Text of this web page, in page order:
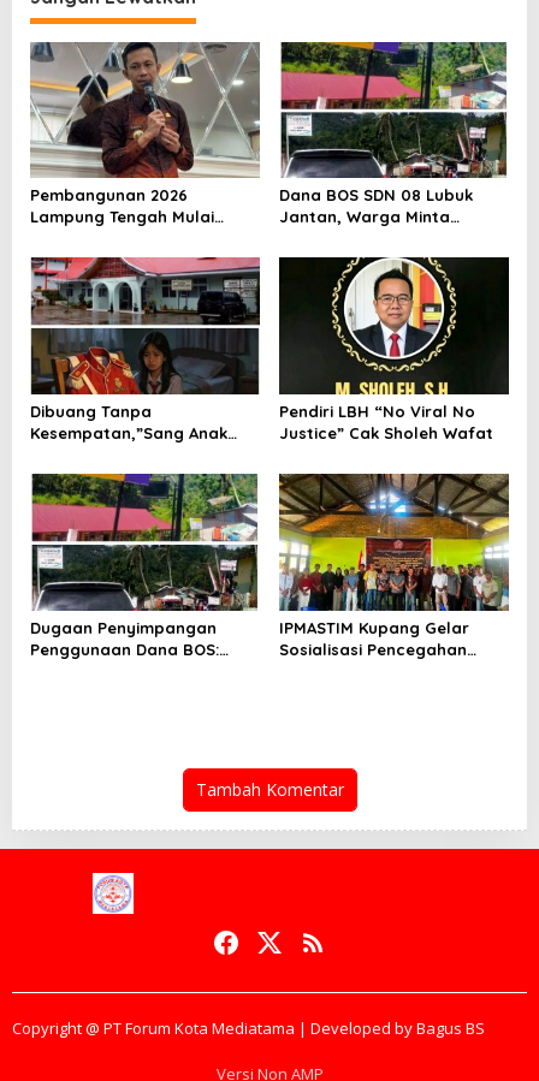
Pembangunan 2026
Lampung Tengah Mulai
Sejumlah Program Strategis
Dana BOS SDN 08 Lubuk
Jantan, Warga Minta
Transparan
Dibuang Tanpa
Kesempatan,”Sang Anak
Tua Meneruskan ke Ranah
Hukum”
Pendiri LBH “No Viral No
Justice” Cak Sholeh Wafat
Dugaan Penyimpangan
Penggunaan Dana BOS:
IPMASTIM Kupang Gelar
Sosialisasi Pencegahan
Tambah Komentar
Copyright @ PT Forum Kota Mediatama | Developed by Bagus BS
Versi Non AMP